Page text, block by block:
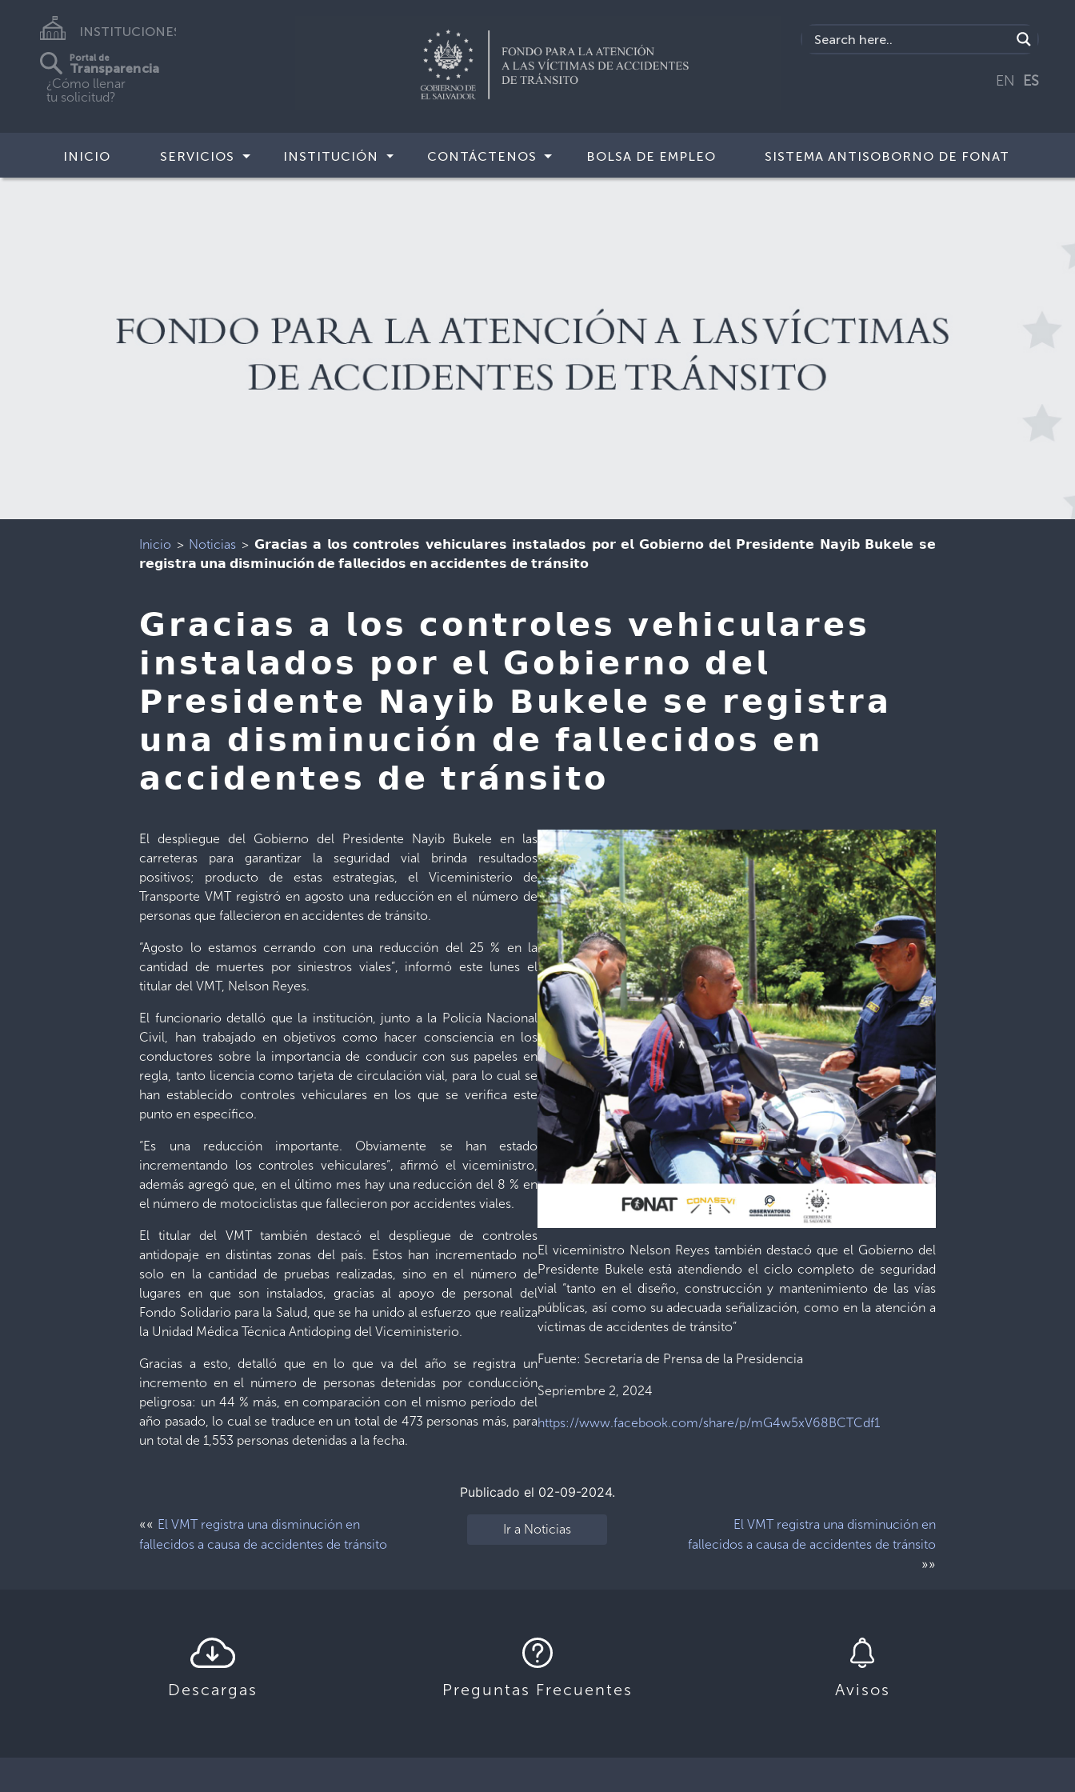
INSTITUCIONES
Portal de
Transparencia
¿Cómo llenar
tu solicitud?
EN ES
INICIO SERVICIOS INSTITUCIÓN CONTÁCTENOS BOLSA DE EMPLEO SISTEMA ANTISOBORNO DE FONAT
Inicio > Noticias > 𝗚𝗿𝗮𝗰𝗶𝗮𝘀 𝗮 𝗹𝗼𝘀 𝗰𝗼𝗻𝘁𝗿𝗼𝗹𝗲𝘀 𝘃𝗲𝗵𝗶𝗰𝘂𝗹𝗮𝗿𝗲𝘀 𝗶𝗻𝘀𝘁𝗮𝗹𝗮𝗱𝗼𝘀 𝗽𝗼𝗿 𝗲𝗹 𝗚𝗼𝗯𝗶𝗲𝗿𝗻𝗼 𝗱𝗲𝗹 𝗣𝗿𝗲𝘀𝗶𝗱𝗲𝗻𝘁𝗲 𝗡𝗮𝘆𝗶𝗯 𝗕𝘂𝗸𝗲𝗹𝗲 𝘀𝗲
𝗿𝗲𝗴𝗶𝘀𝘁𝗿𝗮 𝘂𝗻𝗮 𝗱𝗶𝘀𝗺𝗶𝗻𝘂𝗰𝗶𝗼́𝗻 𝗱𝗲 𝗳𝗮𝗹𝗹𝗲𝗰𝗶𝗱𝗼𝘀 𝗲𝗻 𝗮𝗰𝗰𝗶𝗱𝗲𝗻𝘁𝗲𝘀 𝗱𝗲 𝘁𝗿𝗮́𝗻𝘀𝗶𝘁𝗼
𝗚𝗿𝗮𝗰𝗶𝗮𝘀 𝗮 𝗹𝗼𝘀 𝗰𝗼𝗻𝘁𝗿𝗼𝗹𝗲𝘀 𝘃𝗲𝗵𝗶𝗰𝘂𝗹𝗮𝗿𝗲𝘀
𝗶𝗻𝘀𝘁𝗮𝗹𝗮𝗱𝗼𝘀 𝗽𝗼𝗿 𝗲𝗹 𝗚𝗼𝗯𝗶𝗲𝗿𝗻𝗼 𝗱𝗲𝗹
𝗣𝗿𝗲𝘀𝗶𝗱𝗲𝗻𝘁𝗲 𝗡𝗮𝘆𝗶𝗯 𝗕𝘂𝗸𝗲𝗹𝗲 𝘀𝗲 𝗿𝗲𝗴𝗶𝘀𝘁𝗿𝗮
𝘂𝗻𝗮 𝗱𝗶𝘀𝗺𝗶𝗻𝘂𝗰𝗶𝗼́𝗻 𝗱𝗲 𝗳𝗮𝗹𝗹𝗲𝗰𝗶𝗱𝗼𝘀 𝗲𝗻
𝗮𝗰𝗰𝗶𝗱𝗲𝗻𝘁𝗲𝘀 𝗱𝗲 𝘁𝗿𝗮́𝗻𝘀𝗶𝘁𝗼
El despliegue del Gobierno del Presidente Nayib Bukele en las
carreteras para garantizar la seguridad vial brinda resultados
positivos; producto de estas estrategias, el Viceministerio de
Transporte VMT registró en agosto una reducción en el número de
personas que fallecieron en accidentes de tránsito.
“Agosto lo estamos cerrando con una reducción del 25 % en la
cantidad de muertes por siniestros viales”, informó este lunes el
titular del VMT, Nelson Reyes.
El funcionario detalló que la institución, junto a la Policía Nacional
Civil, han trabajado en objetivos como hacer consciencia en los
conductores sobre la importancia de conducir con sus papeles en
regla, tanto licencia como tarjeta de circulación vial, para lo cual se
han establecido controles vehiculares en los que se verifica este
punto en específico.
“Es una reducción importante. Obviamente se han estado
incrementando los controles vehiculares”, afirmó el viceministro,
además agregó que, en el último mes hay una reducción del 8 % en
el número de motociclistas que fallecieron por accidentes viales.
El titular del VMT también destacó el despliegue de controles
antidopaje en distintas zonas del país. Estos han incrementado no
solo en la cantidad de pruebas realizadas, sino en el número de
lugares en que son instalados, gracias al apoyo de personal del
Fondo Solidario para la Salud, que se ha unido al esfuerzo que realiza
la Unidad Médica Técnica Antidoping del Viceministerio.
Gracias a esto, detalló que en lo que va del año se registra un
incremento en el número de personas detenidas por conducción
peligrosa: un 44 % más, en comparación con el mismo período del
año pasado, lo cual se traduce en un total de 473 personas más, para
un total de 1,553 personas detenidas a la fecha.
El viceministro Nelson Reyes también destacó que el Gobierno del
Presidente Bukele está atendiendo el ciclo completo de seguridad
vial “tanto en el diseño, construcción y mantenimiento de las vías
públicas, así como su adecuada señalización, como en la atención a
víctimas de accidentes de tránsito”
Fuente: Secretaría de Prensa de la Presidencia
Sepriembre 2, 2024
https://www.facebook.com/share/p/mG4w5xV68BCTCdf1
Publicado el 02-09-2024.
«« El VMT registra una disminución en
fallecidos a causa de accidentes de tránsito
Ir a Noticias
El VMT registra una disminución en
fallecidos a causa de accidentes de tránsito
»»
Descargas Preguntas Frecuentes Avisos